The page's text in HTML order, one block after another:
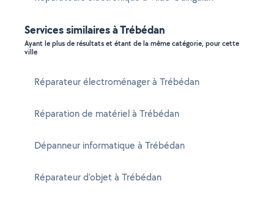
Services similaires à Trébédan
Ayant le plus de résultats et étant de la même catégorie, pour cette
ville
Réparateur électroménager à Trébédan
Réparation de matériel à Trébédan
Dépanneur informatique à Trébédan
Réparateur d'objet à Trébédan